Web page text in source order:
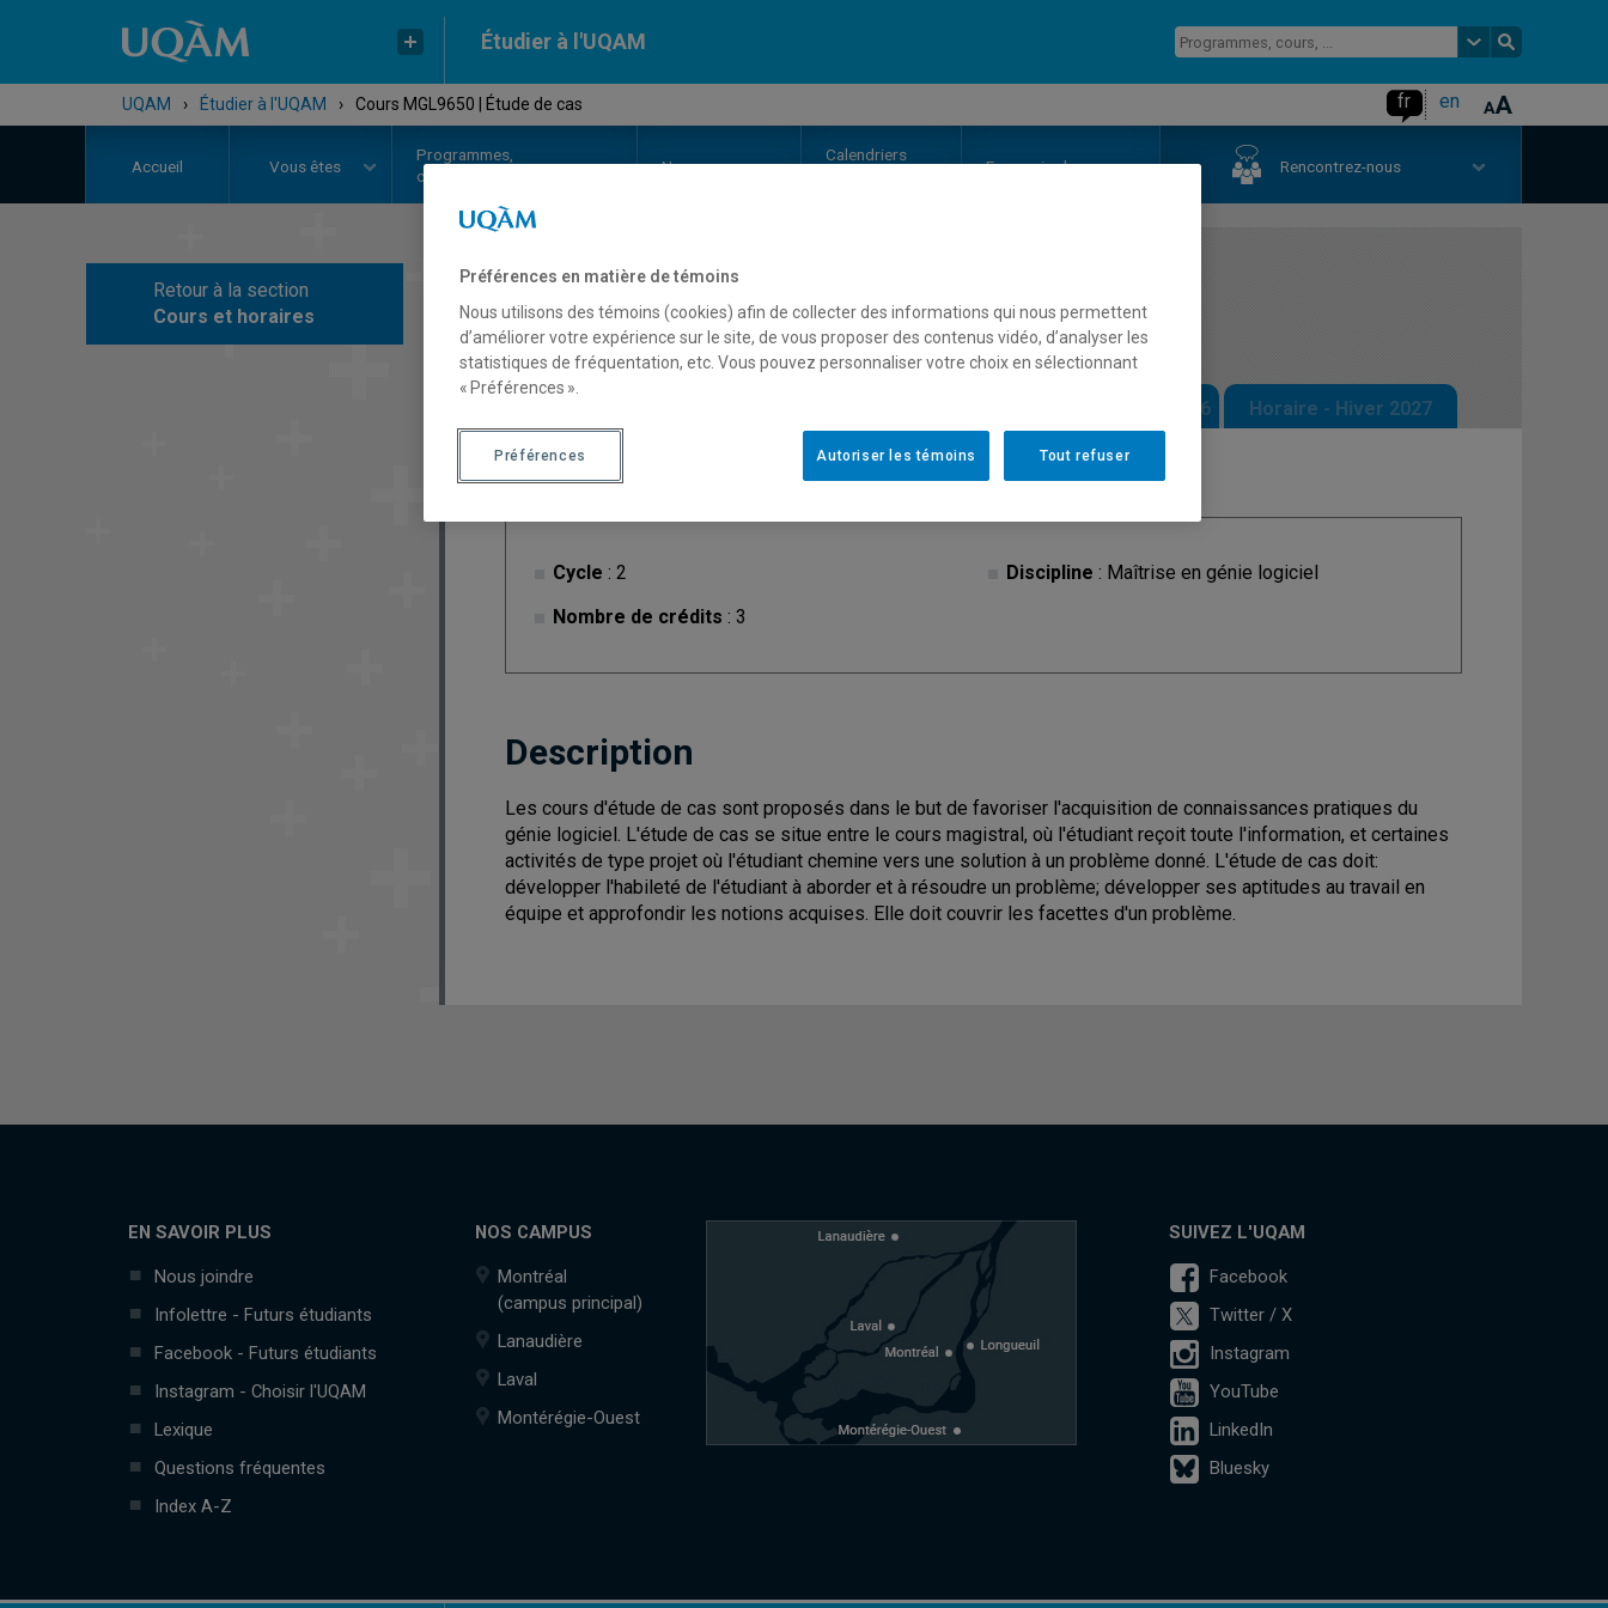
Étudier à l'UQAM
UQAM › Étudier à l'UQAM › Cours MGL9650 | Étude de cas fr en
Accueil Vous êtes
Programmes,
cours et admission
Noscampus
Calendriers
En savoir plus Rencontrez-nous
Retour à la section
Cours et horaires
COURS// MGL9650-Étude de cas
Horaire - Automne 2026 Horaire - Hiver 2027
Cycle : 2
Nombre de crédits : 3
Discipline : Maîtrise en génie logiciel
Description
Les cours d'étude de cas sont proposés dans le but de favoriser l'acquisition de connaissances pratiques du
génie logiciel. L'étude de cas se situe entre le cours magistral, où l'étudiant reçoit toute l'information, et certaines
activités de type projet où l'étudiant chemine vers une solution à un problème donné. L'étude de cas doit:
développer l'habileté de l'étudiant à aborder et à résoudre un problème; développer ses aptitudes au travail en
équipe et approfondir les notions acquises. Elle doit couvrir les facettes d'un problème.
EN SAVOIR PLUS
Nous joindre
Infolettre - Futurs étudiants
Facebook - Futurs étudiants
Instagram - Choisir l'UQAM
Lexique
Questions fréquentes
Index A-Z
NOS CAMPUS
Montréal
(campus principal)
Lanaudière
Laval
Montérégie-Ouest
SUIVEZ L'UQAM
Facebook
Twitter / X
Instagram
YouTube
LinkedIn
Bluesky
Préférences en matière de témoins
Nous utilisons des témoins (cookies) afin de collecter des informations qui nous permettent
d’améliorer votre expérience sur le site, de vous proposer des contenus vidéo, d’analyser les
statistiques de fréquentation, etc. Vous pouvez personnaliser votre choix en sélectionnant
« Préférences ».
Tout refuser
Autoriser les témoins
Préférences